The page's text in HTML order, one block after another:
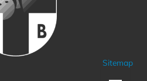
Sitemap